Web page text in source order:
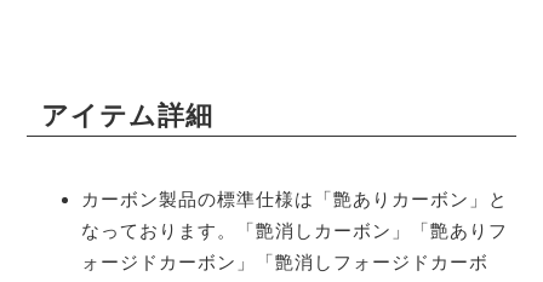
アイテム詳細
カーボン製品の標準仕様は「艶ありカーボン」と
なっております。「艶消しカーボン」「艶ありフ
ォージドカーボン」「艶消しフォージドカーボ